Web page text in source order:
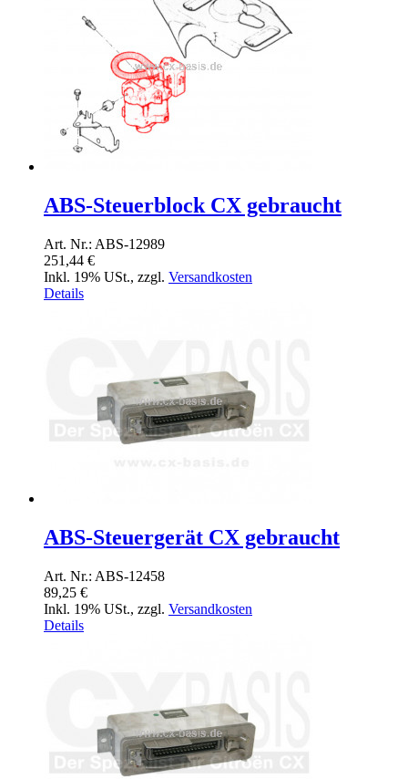
ABS-Steuerblock CX gebraucht
Art. Nr.: ABS-12989
251,44 €
Inkl. 19% USt., zzgl. Versandkosten
Details
ABS-Steuergerät CX gebraucht
Art. Nr.: ABS-12458
89,25 €
Inkl. 19% USt., zzgl. Versandkosten
Details